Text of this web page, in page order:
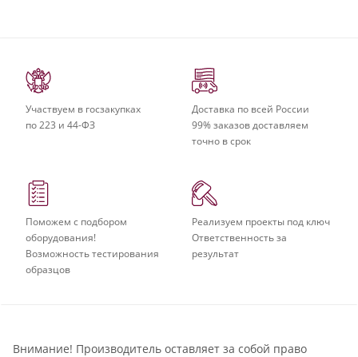
Участвуем в госзакупках
по 223 и 44-ФЗ
Доставка по всей России
99% заказов доставляем
точно в срок
Поможем с подбором
оборудования!
Возможность тестирования
образцов
Реализуем проекты под ключ
Ответственность за
результат
Внимание! Производитель оставляет за собой право